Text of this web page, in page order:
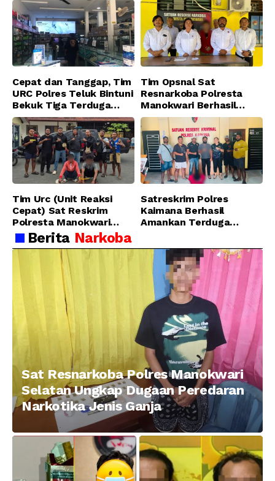
Jatanras Polda Papua Barat
Cepat dan Tanggap, Tim
URC Polres Teluk Bintuni
Bekuk Tiga Terduga
Pelaku Pencurian di SMA
Sanawesen
Tim Opsnal Sat
Resnarkoba Polresta
Manokwari Berhasil
Ungkap Kasus Tindak
Pidana Narkotika
Golongan I Jenis Shabu
di SP 4 Distrik Prafi kab.
Manokwari
Tim Urc (Unit Reaksi
Cepat) Sat Reskrim
Polresta Manokwari
Berhasil Tangkap 2
Pelaku Pengeroyokan di
Taman Ria kab.
Manokwari
Satreskrim Polres
Kaimana Berhasil
Amankan Terduga
Menggunakan Senjata
Tajam
Berita Narkoba
Sat Resnarkoba Polres Manokwari
Selatan Ungkap Dugaan Peredaran
Narkotika Jenis Ganja